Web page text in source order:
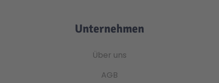
Unternehmen
Über uns
AGB